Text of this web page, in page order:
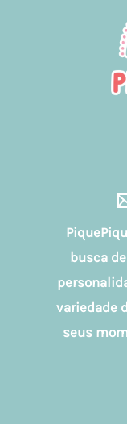
busca
variedade
seus